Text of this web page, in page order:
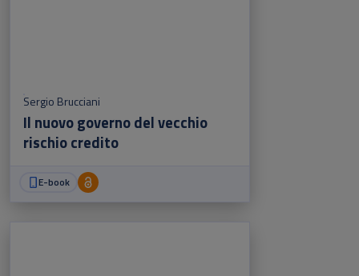
Sergio Brucciani
Il nuovo governo del vecchio
rischio credito
E-book